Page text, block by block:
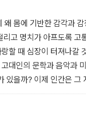
왜 몸에 기반한 감각과
리고 명치가 아프도록 고
할 때 심장이 터져나갈
대인의 문학과 음악과
있을까? 이제 인간은 그
에 대해 스스로 조금도
이제 무엇을 추구하며 살